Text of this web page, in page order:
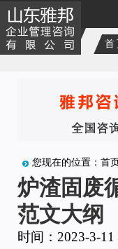
首
您现在的位置： 首
炉渣固废
范文大纲
时间：2023-3-11